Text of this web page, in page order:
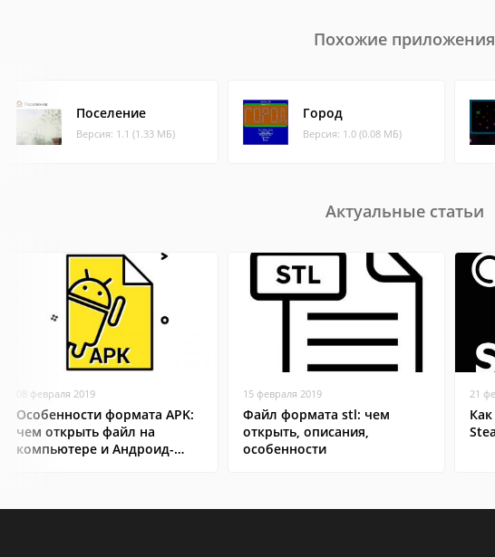
Похожие приложения
Поселение
Версия: 1.1 (1.33 МБ)
Город
Версия: 1.0 (0.08 МБ)
Актуальные статьи
08 февраля 2019
Особенности формата APK:
чем открыть файл на
компьютере и Андроид-
15 февраля 2019
Файл формата stl: чем
открыть, описания,
особенности
21